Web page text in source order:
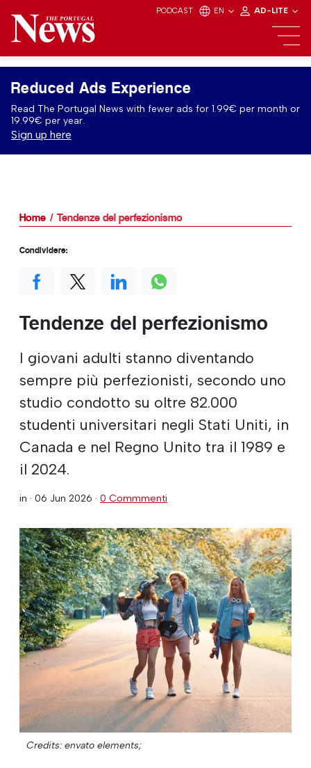
PODCAST EN AD-LITE
Reduced Ads Experience
Read The Portugal News with fewer ads for 1.99€ per month or
19.99€ per year.
Sign up here
Home Tendenze del perfezionismo
Tendenze del perfezionismo
I giovani adulti stanno diventando
sempre più perfezionisti, secondo uno
studio condotto su oltre 82.000
studenti universitari negli Stati Uniti, in
Canada e nel Regno Unito tra il 1989 e
il 2024.
in · 06 Jun 2026 · 0 Commmenti
Credits: envato elements;
Condividere: